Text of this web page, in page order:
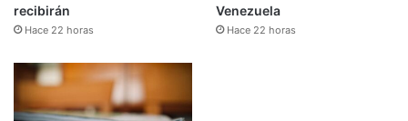
recibirán
Hace 22 horas
Venezuela
Hace 22 horas